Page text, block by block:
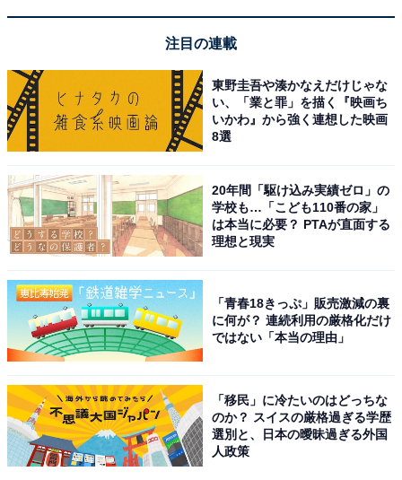
注目の連載
東野圭吾や湊かなえだけじゃな
い、「業と罪」を描く『映画ち
いかわ』から強く連想した映画
8選
20年間「駆け込み実績ゼロ」の
学校も…「こども110番の家」
は本当に必要？ PTAが直面する
理想と現実
「青春18きっぷ」販売激減の裏
に何が？ 連続利用の厳格化だけ
ではない「本当の理由」
「移民」に冷たいのはどっちな
のか？ スイスの厳格過ぎる学歴
選別と、日本の曖昧過ぎる外国
人政策